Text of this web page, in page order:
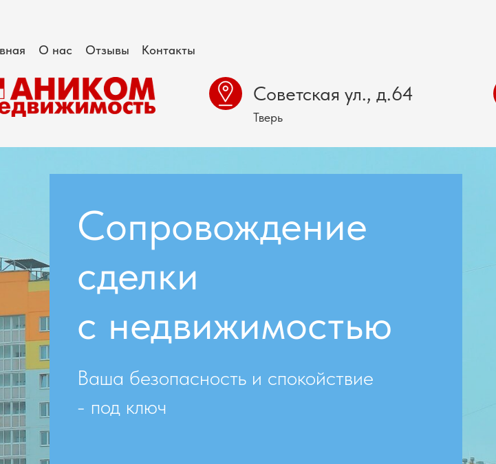
О нас Отзывы Контакты
Советская ул., д.64
Тверь
Сопровождение
сделки
с недвижимостью
Ваша безопасность и спокойствие
- под ключ